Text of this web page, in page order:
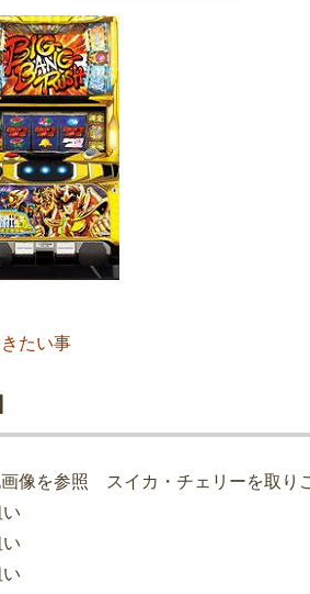
たい事
画像を参照 スイカ・チェリーを取り